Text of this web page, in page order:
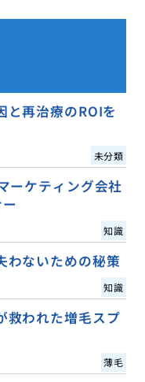
と再治療のROIを
未分類
ーケティング会社
知識
わないための秘策
知識
救われた増毛スプ
薄毛